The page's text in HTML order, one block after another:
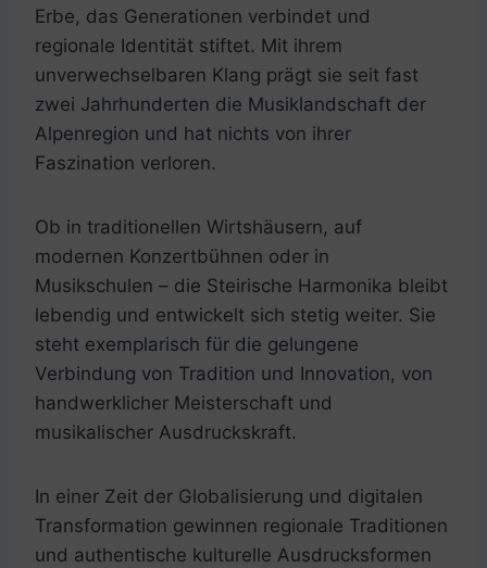
Erbe, das Generationen verbindet und
regionale Identität stiftet. Mit ihrem
unverwechselbaren Klang prägt sie seit fast
zwei Jahrhunderten die Musiklandschaft der
Alpenregion und hat nichts von ihrer
Faszination verloren.
Ob in traditionellen Wirtshäusern, auf
modernen Konzertbühnen oder in
Musikschulen – die Steirische Harmonika bleibt
lebendig und entwickelt sich stetig weiter. Sie
steht exemplarisch für die gelungene
Verbindung von Tradition und Innovation, von
handwerklicher Meisterschaft und
musikalischer Ausdruckskraft.
In einer Zeit der Globalisierung und digitalen
Transformation gewinnen regionale Traditionen
und authentische kulturelle Ausdrucksformen